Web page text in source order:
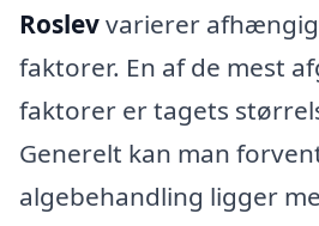
Roslevvarierer
faktorer. En af de mest
faktorer er tagets
Generelt kan man
algebehandling ligger